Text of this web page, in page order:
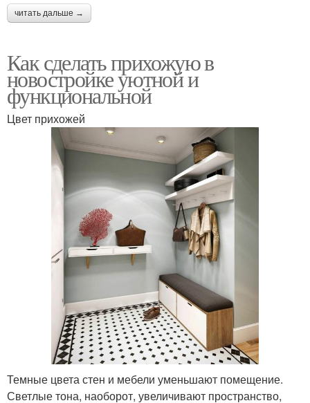
читать дальше →
Как сделать прихожую в
новостройке уютной и
функциональной
Цвет прихожей
Темные цвета стен и мебели уменьшают помещение.
Светлые тона, наоборот, увеличивают пространство,